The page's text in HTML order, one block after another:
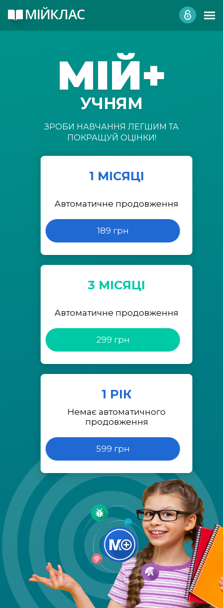
МІЙ+
УЧНЯМ
ЗРОБИ НАВЧАННЯ ЛЕГШИМ ТА
ПОКРАЩУЙ ОЦІНКИ!
1 МІСЯЦІ
Автоматичне продовження
189 грн
3 МІСЯЦІ
Автоматичне продовження
299 грн
1 РІК
Немає автоматичного
продовження
599 грн